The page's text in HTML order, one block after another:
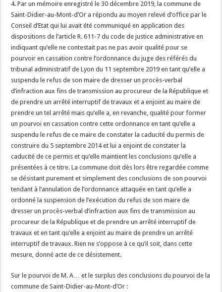
4. Par un mémoire enregistré le 30 décembre 2019, la commune de
Saint-Didier-au-Mont-d’Or a répondu au moyen relevé d’office par le
Conseil d’Etat qui lui avait été communiqué en application des
dispositions de l’article R. 611-7 du code de justice administrative en
indiquant qu’elle ne contestait pas ne pas avoir qualité pour se
pourvoir en cassation contre l’ordonnance du juge des référés du
tribunal administratif de Lyon du 11 septembre 2019 en tant qu’elle a
suspendu le refus de son maire de dresser un procès-verbal
d’infraction aux fins de transmission au procureur de la République et
de prendre un arrêté interruptif de travaux et a enjoint au maire de
prendre un tel arrêté mais qu’elle a, en revanche, qualité pour former
un pourvoi en cassation contre cette ordonnance en tant qu’elle a
suspendu le refus de ce maire de constater la caducité du permis de
construire du 5 septembre 2014 et lui a enjoint de constater la
caducité de ce permis et qu’elle maintient les conclusions qu’elle a
présentées à ce titre. La commune doit dès lors être regardée comme
se désistant purement et simplement des conclusions de son pourvoi
tendant à l’annulation de l’ordonnance attaquée en tant qu’elle a
ordonné la suspension de l’exécution du refus de son maire de
dresser un procès-verbal d’infraction aux fins de transmission au
procureur de la République et de prendre un arrêté interruptif de
travaux et en tant qu’elle a enjoint au maire de prendre un arrêté
interruptif de travaux. Rien ne s’oppose à ce qu’il soit, dans cette
mesure, donné acte de ce désistement.
Sur le pourvoi de M. A… et le surplus des conclusions du pourvoi de la
commune de Saint-Didier-au-Mont-d’Or :